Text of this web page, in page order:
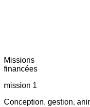
Missions
financées
mission 1
Conception, gestion,